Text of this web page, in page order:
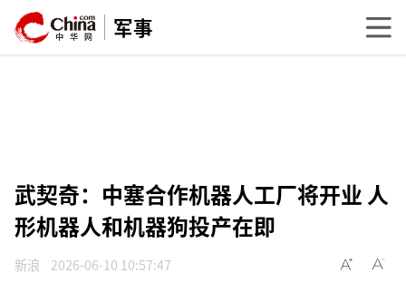
军事
武契奇：中塞合作机器人工厂将开业 人
形机器人和机器狗投产在即
新浪 2026-06-10 10:57:47